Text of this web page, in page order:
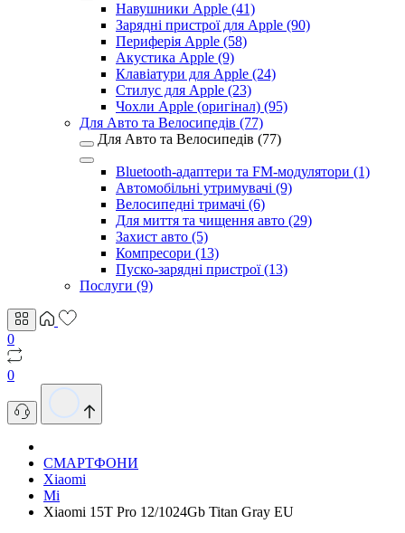
Навушники Apple (41)
Зарядні пристрої для Apple (90)
Периферія Apple (58)
Акустика Apple (9)
Клавіатури для Apple (24)
Стилус для Apple (23)
Чохли Apple (оригінал) (95)
Для Авто та Велосипедів (77)
Для Авто та Велосипедів (77)
Bluetooth-адаптери та FM-модулятори (1)
Автомобільні утримувачі (9)
Велосипедні тримачі (6)
Для миття та чищення авто (29)
Захист авто (5)
Компресори (13)
Пуско-зарядні пристрої (13)
Послуги (9)
0
0
СМАРТФОНИ
Xiaomi
Mi
Xiaomi 15T Pro 12/1024Gb Titan Gray EU